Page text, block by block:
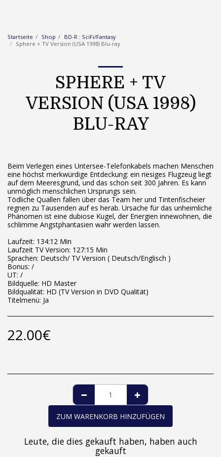
Startseite Shop
BD-R : SciFi/Fantasy
Sphere + TV Version (USA 1998) Blu-ray
SPHERE + TV
VERSION (USA 1998)
BLU-RAY
Beim Verlegen eines Untersee-Telefonkabels machen Menschen
eine höchst merkwürdige Entdeckung: ein riesiges Flugzeug liegt
auf dem Meeresgrund, und das schon seit 300 Jahren. Es kann
unmöglich menschlichen Ursprungs sein.
Tödliche Quallen fallen über das Team her und Tintenfischeier
regnen zu Tausenden auf es herab. Ursache für das unheimliche
Phänomen ist eine dubiose Kugel, der Energien innewohnen, die
schlimme Angstphantasien wahr werden lassen.
Laufzeit: 134:12 Min
Laufzeit TV Version: 127:15 Min
Sprachen: Deutsch/ TV Version ( Deutsch/Englisch )
Bonus: /
UT: /
Bildquelle: HD Master
Bildqualität: HD (TV Version in DVD Qualität)
Titelmenü: Ja
22.00€
ZUM WARENKORB HINZUFÜGEN
Leute, die dies gekauft haben, haben auch
gekauft